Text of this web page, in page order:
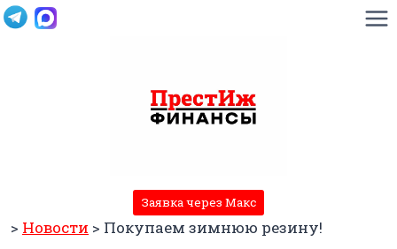
Перейти
Заявка через Макс
> Новости > Покупаем зимнюю резину!